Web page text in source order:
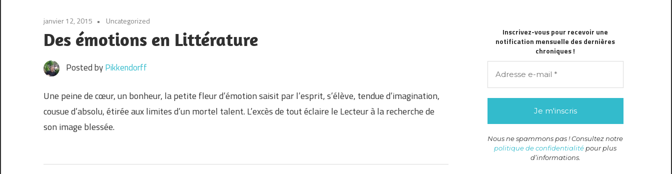
janvier 12, 2015 Uncategorized
Des émotions en Littérature
Posted byPikkendorff
Une peine de cœur, un bonheur, la petite fleur d’émotion saisit par l’esprit, s’élève, tendue d’imagination,
cousue d’absolu, étirée aux limites d’un mortel talent. L’excès de tout éclaire le Lecteur à la recherche de
son image blessée.
Inscrivez-vous pour recevoir une
notification mensuelle des dernières
chroniques !
Nous ne spammons pas ! Consultez notre
politique de confidentialité pour plus
d’informations.